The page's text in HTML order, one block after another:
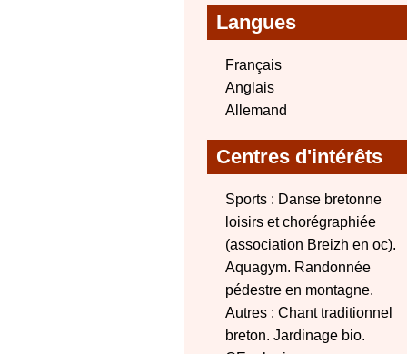
Langues
Français
Anglais
Allemand
Centres d'intérêts
Sports : Danse bretonne
loisirs et chorégraphiée
(association Breizh en oc).
Aquagym. Randonnée
pédestre en montagne.
Autres : Chant traditionnel
breton. Jardinage bio.